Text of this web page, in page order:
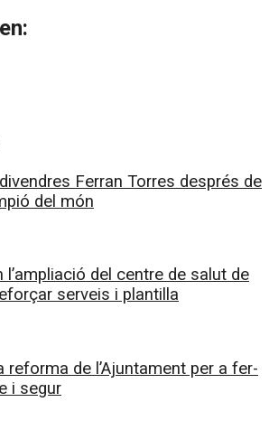
Ferran Torres després de
del món
l’ampliació del centre de salut de
serveis i plantilla
reforma de l’Ajuntament per a fer-
i segur